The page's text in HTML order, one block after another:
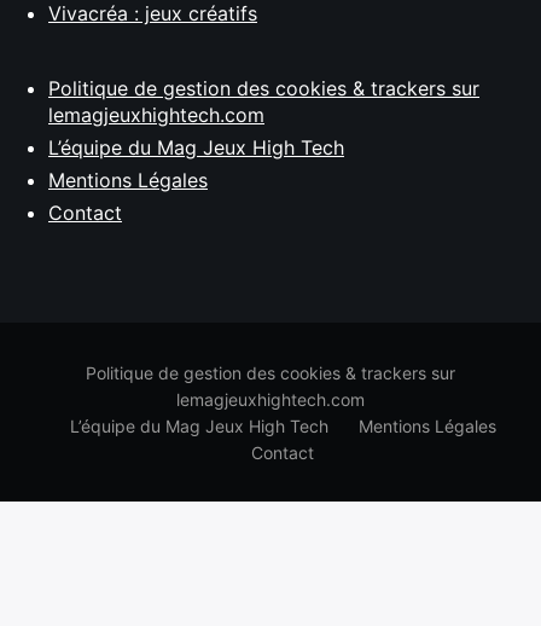
Vivacréa : jeux créatifs
Politique de gestion des cookies & trackers sur
lemagjeuxhightech.com
L’équipe du Mag Jeux High Tech
Mentions Légales
Contact
Politique de gestion des cookies & trackers sur
lemagjeuxhightech.com
L’équipe du Mag Jeux High Tech
Mentions Légales
Contact